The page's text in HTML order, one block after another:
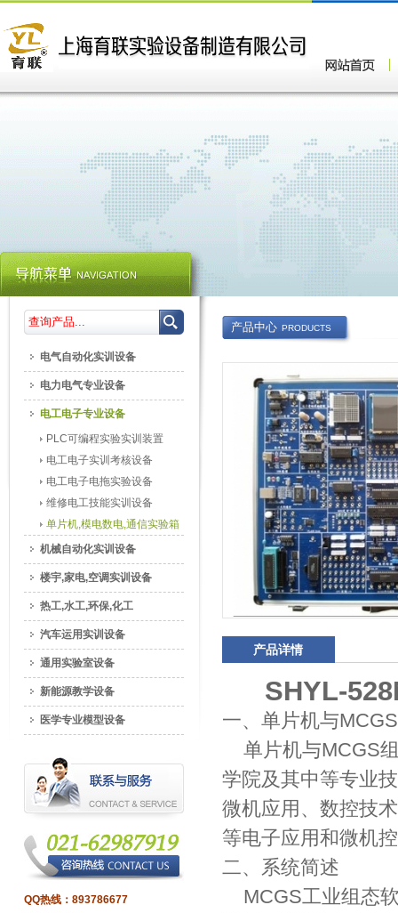
产品中心 PRODUCTS
产品详情
SHYL-
一、单片机与
单片机与MCGS
学院及其中等专业
微机应用、数控技
等电子应用和微机
二、系统简述
MCGS工业组态
电气自动化实训设备
电力电气专业设备
电工电子专业设备
PLC可编程实验实训装置
电工电子实训考核设备
电工电子电拖实验设备
维修电工技能实训设备
单片机,模电数电,通信实验箱
机械自动化实训设备
楼宇,家电,空调实训设备
热工,水工,环保,化工
汽车运用实训设备
通用实验室设备
新能源教学设备
医学专业模型设备
QQ热线： 893786677